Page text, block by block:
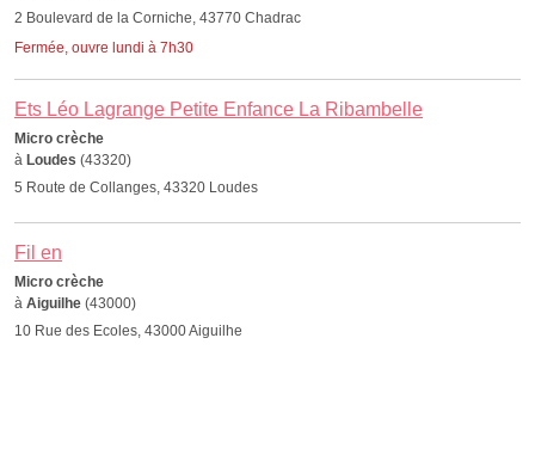
2 Boulevard de la Corniche, 43770 Chadrac
Fermée, ouvre lundi à 7h30
Ets Léo Lagrange Petite Enfance La Ribambelle
Micro crèche
à Loudes (43320)
5 Route de Collanges, 43320 Loudes
Fil en
Micro crèche
à Aiguilhe (43000)
10 Rue des Ecoles, 43000 Aiguilhe